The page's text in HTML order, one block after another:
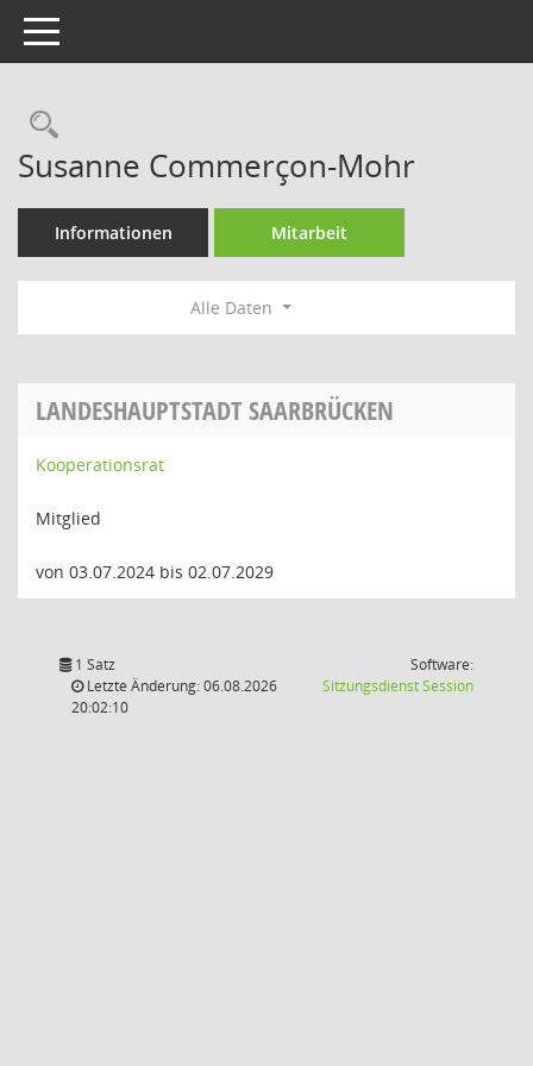
Toggle navigation
Rechercheauswahl
Susanne Commerçon-Mohr
Informationen Mitarbeit
Alle Daten
LANDESHAUPTSTADT SAARBRÜCKEN
Kooperationsrat
Mitglied
von 03.07.2024 bis 02.07.2029
1 Satz
Letzte Änderung: 06.08.2026
20:02:10
Software:
SitzungsdienstSession(Wird in